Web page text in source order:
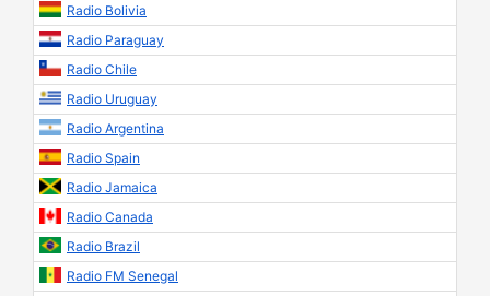
Radio Bolivia
Radio Paraguay
Radio Chile
Radio Uruguay
Radio Argentina
Radio Spain
Radio Jamaica
Radio Canada
Radio Brazil
Radio FM Senegal